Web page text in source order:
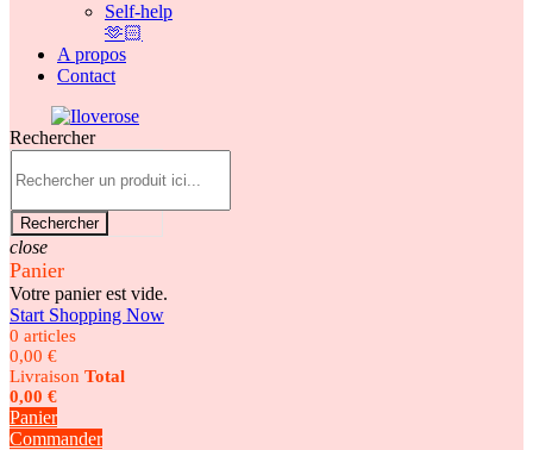
Self-help
🫶🏻
A propos
Contact
Rechercher
Rechercher
close
Panier
Votre panier est vide.
Start Shopping Now
0 articles
0,00 €
Livraison Total
0,00 €
Panier
Commander